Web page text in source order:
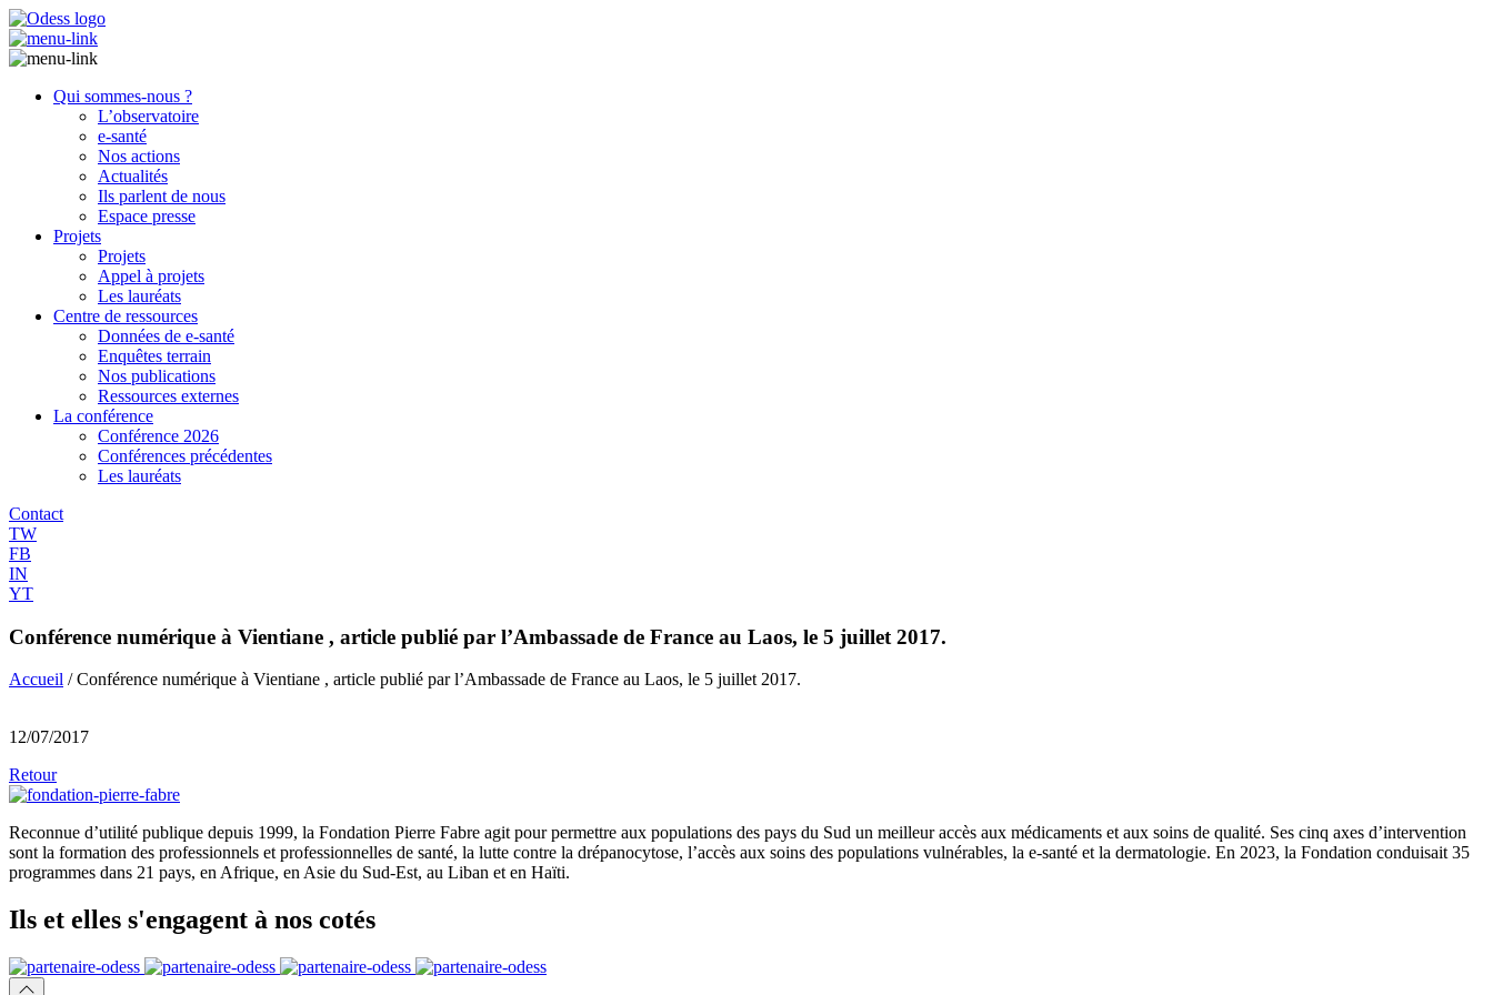
Qui sommes-nous ?
L’observatoire
e-santé
Nos actions
Actualités
Ils parlent de nous
Espace presse
Projets
Projets
Appel à projets
Les lauréats
Centre de ressources
Données de e-santé
Enquêtes terrain
Nos publications
Ressources externes
La conférence
Conférence 2026
Conférences précédentes
Les lauréats
Contact
TW
FB
IN
YT
Conférence numérique à Vientiane , article publié par l’Ambassade de France au Laos, le 5 juillet 2017.
Accueil /Conférence numérique à Vientiane , article publié par l’Ambassade de France au Laos, le 5 juillet 2017.
12/07/2017
Retour
Reconnue d’utilité publique depuis 1999, la Fondation Pierre Fabre agit pour permettre aux populations des pays du Sud un meilleur accès aux médicaments et aux soins de qualité. Ses cinq axes d’intervention
sont la formation des professionnels et professionnelles de santé, la lutte contre la drépanocytose, l’accès aux soins des populations vulnérables, la e-santé et la dermatologie. En 2023, la Fondation conduisait 35
programmes dans 21 pays, en Afrique, en Asie du Sud-Est, au Liban et en Haïti.
Ils et elles s'engagent à nos cotés